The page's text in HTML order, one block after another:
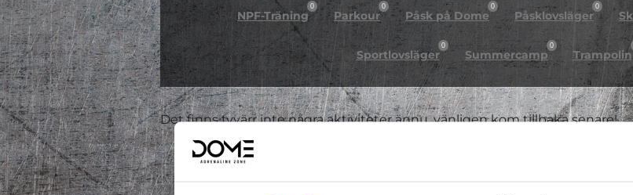
NPF-Träning
0
Parkour
0
Påsk på Dome
0
Påsklovsläger
0
Sportlovsläger
0
Summercamp
0
Trampolin
Det finns tyvärr inte några aktiviteter ännu, vänligen kom tillbaka senare!